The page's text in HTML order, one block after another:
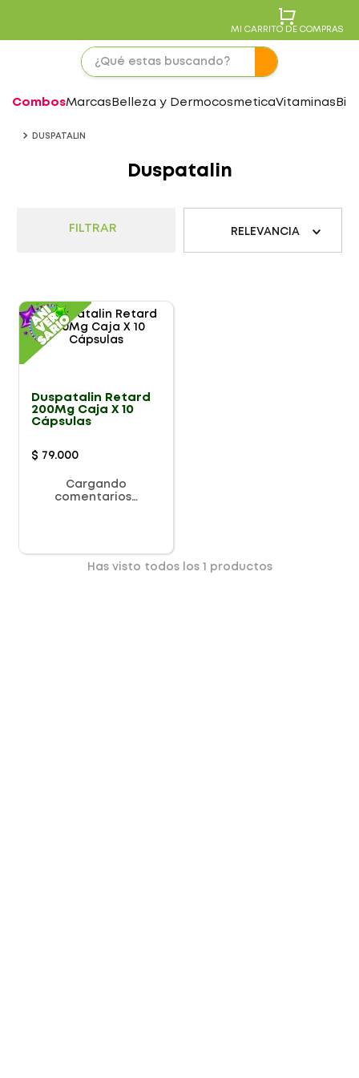
MI CARRITO DE COMPRAS
CombosMarcas Belleza y DermocosmeticaVitaminas
DUSPATALIN
Duspatalin
FILTRAR RELEVANCIA
Duspatalin Retard
200Mg Caja X 10
Cápsulas
$ 79.000
Cargando
comentarios…
Has visto todos los productos